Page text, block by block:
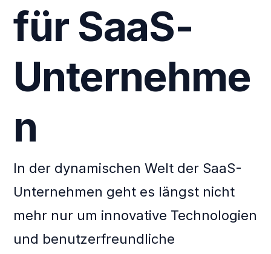
für SaaS-
Unternehme
n
In der dynamischen Welt der SaaS-
Unternehmen geht es längst nicht
mehr nur um innovative Technologien
und benutzerfreundliche